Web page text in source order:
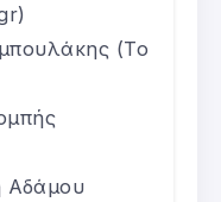
(Το
Αδάμου